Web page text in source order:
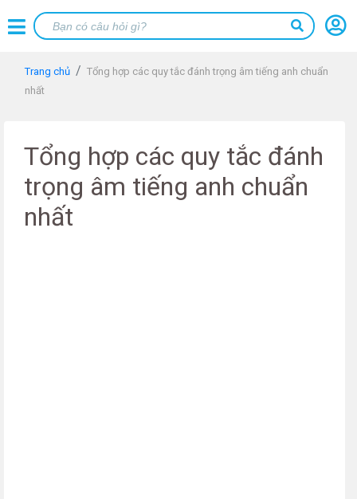
Trang chủ
Tổng hợp các quy tắc đánh trọng âm tiếng anh chuẩn
nhất
Tổng hợp các quy tắc đánh
trọng âm tiếng anh chuẩn
nhất